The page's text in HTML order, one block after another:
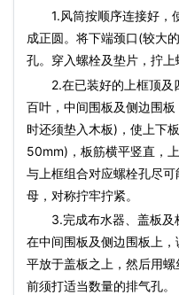
1.风筒按顺序连接好，
成正圆。将下端颈口(较大
孔。穿入螺栓及垫片，拧上
2.在已装好的上框顶及
百叶，中间围板及侧边围
时还须垫入木板)，使上下
50mm)，板筋横平竖直，
与上框组合对应螺栓孔尽
母，对称拧牢拧紧。
3.完成布水器、盖板及
在中间围板及侧边围板上
平放于盖板之上，然后用
前须打适当数量的排气孔。